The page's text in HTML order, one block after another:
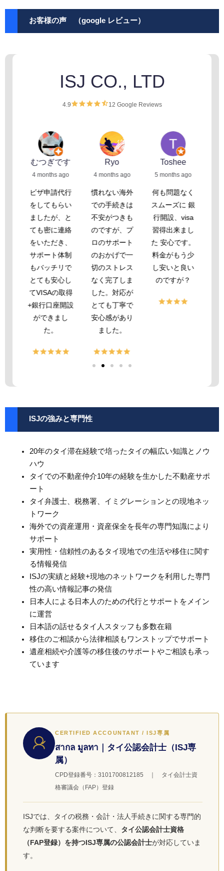
お客様の声 （google レビュー）
ISJ CO., LTD
4.9 12 Google Reviews
だ
むつぎです
4 months ago
ビザ申請代行
をしてもらい
ましたが、と
ても密に連絡
をいただき、
サポート体制
もバッチリで
とても安心し
てVISAの取得
+銀行口座開設
ができまし
た。
Ryo
4 months ago
慣れない海外
での手続きは
不安がつきも
のですが、プ
ロのサポート
のおかげで一
切のストレス
なく完了しま
した。対応が
とても丁寧で
安心感があり
ました。
Toshee
5 months ago
何も問題なく
スムーズに 銀
行開設、visa
習得出来まし
た 安心です。
料金がもう少
し安いと良い
のですが？
ISJの強みと専門性
20年のタイ滞在経験で培ったタイの幅広い知識とノウ
ハウ
タイでの不動産仲介10年の経験を生かした不動産サポ
ート
タイ弁護士、税務署、イミグレーションとの現地ネッ
トワーク
海外での資産運用・資産保全を長年の専門知識により
サポート
実用性・信頼性のあるタイ現地での生活や移住に関す
る情報発信
ISJの実績と経験+現地のネットワークを利用した専門
性の高い情報記事の発信
日本人による日本人のための代行とサポートをメイン
に運営
日本語の話せるタイ人スタッフも多数在籍
移住のご相談から法律相談もワンストップでサポート
遺産相続や介護等の移住後のサポートやご相談も承っ
ています
CERTIFIED ACCOUNTANT / ISJ専属
สากล มูลทา｜タイ公認会計士（ISJ専
属）
CPD登録番号：3101700812185 ｜ タイ会計士資
格審議会（FAP）登録
ISJでは、タイの税務・会計・法人手続きに関する専門的
な判断を要する案件について、 タイ公認会計士資格
（FAP登録）を持つISJ専属の公認会計士が対応していま
す。